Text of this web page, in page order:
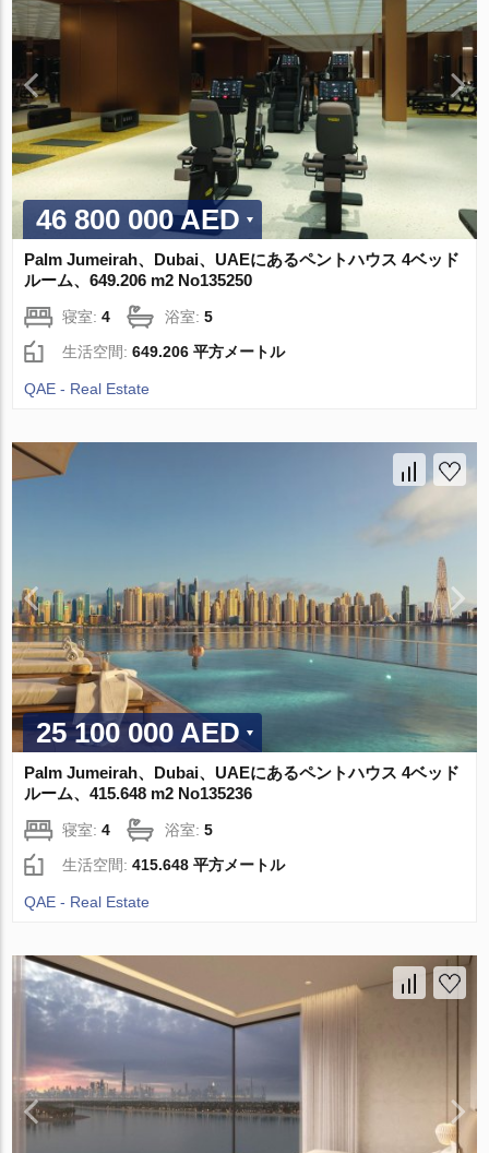
46 800 000 AED
Palm Jumeirah、Dubai、UAEにあるペントハウス 4ベッド
ルーム、649.206 m2 No135250
寝室:4 浴室:5
生活空間:649.206 平方メートル
QAE - Real Estate
25 100 000 AED
Palm Jumeirah、Dubai、UAEにあるペントハウス 4ベッド
ルーム、415.648 m2 No135236
寝室:4 浴室:5
生活空間:415.648 平方メートル
QAE - Real Estate